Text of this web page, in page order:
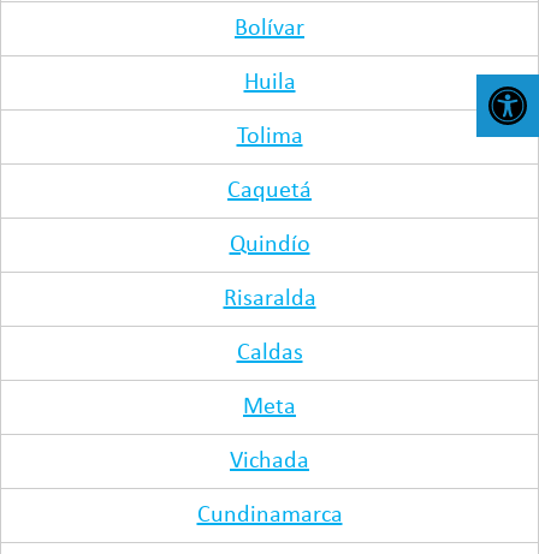
Bolívar
Huila
Tolima
Caquetá
Quindío
Risaralda
Caldas
Meta
Vichada
Cundinamarca